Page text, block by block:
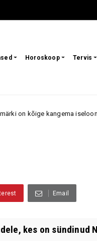
Horoskoop Tervis
kangema iseloomuga –
Email
kes on sündinud